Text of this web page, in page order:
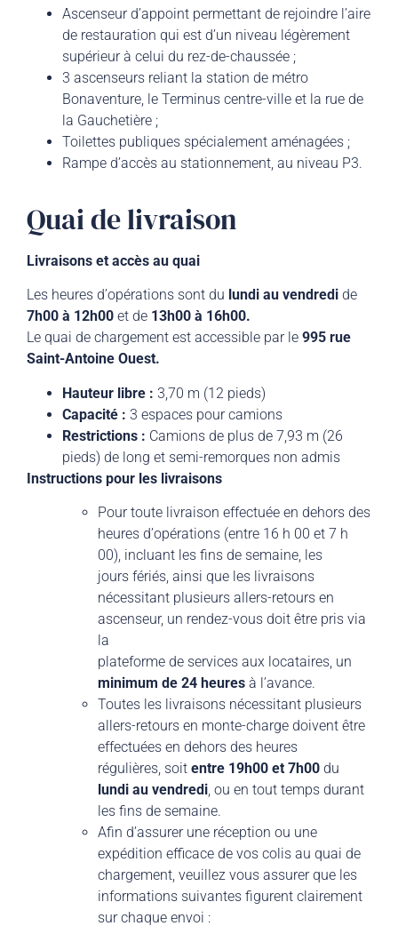
Ascenseur d’appoint permettant de rejoindre l’aire
de restauration qui est d’un niveau légèrement
supérieur à celui du rez-de-chaussée ;
3 ascenseurs reliant la station de métro
Bonaventure, le Terminus centre-ville et la rue de
la Gauchetière ;
Toilettes publiques spécialement aménagées ;
Rampe d’accès au stationnement, au niveau P3.
Quai de livraison
Livraisons et accès au quai
Les heures dʼopérations sont du lundi au vendredi de
7h00 à 12h00 et de 13h00 à 16h00.
Le quai de chargement est accessible par le 995 rue
Saint-Antoine Ouest.
Hauteur libre : 3,70 m (12 pieds)
Capacité : 3 espaces pour camions
Restrictions : Camions de plus de 7,93 m (26
pieds) de long et semi-remorques non admis
Instructions pour les livraisons
Pour toute livraison effectuée en dehors des
heures dʼopérations (entre 16 h 00 et 7 h
00), incluant les fins de semaine, les
jours fériés, ainsi que les livraisons
nécessitant plusieurs allers-retours en
ascenseur, un rendez-vous doit être pris via
la
plateforme de services aux locataires, un
minimum de 24 heures à lʼavance.
Toutes les livraisons nécessitant plusieurs
allers-retours en monte-charge doivent être
effectuées en dehors des heures
régulières, soit entre 19h00 et 7h00 du
lundi au vendredi, ou en tout temps durant
les fins de semaine.
Afin dʼassurer une réception ou une
expédition efficace de vos colis au quai de
chargement, veuillez vous assurer que les
informations suivantes figurent clairement
sur chaque envoi :